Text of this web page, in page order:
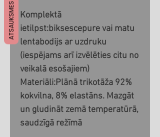
Komplektā
ietilpst:biksescepure vai matu
lentabodijs ar uzdruku
(iespējams arī izvēlēties citu no
veikalā esošajiem)
Materiāli:Plānā trikotāža 92%
kokvilna, 8% elastāns. Mazgāt
un gludināt zemā temperatūrā,
saudzīgā režīmā
ATSAUKSMES